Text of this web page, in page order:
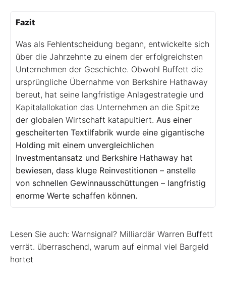
Fazit
Was als Fehlentscheidung begann, entwickelte sich
über die Jahrzehnte zu einem der erfolgreichsten
Unternehmen der Geschichte. Obwohl Buffett die
ursprüngliche Übernahme von Berkshire Hathaway
bereut, hat seine langfristige Anlagestrategie und
Kapitalallokation das Unternehmen an die Spitze
der globalen Wirtschaft katapultiert. Aus einer
gescheiterten Textilfabrik wurde eine gigantische
Holding mit einem unvergleichlichen
Investmentansatz und Berkshire Hathaway hat
bewiesen, dass kluge Reinvestitionen – anstelle
von schnellen Gewinnausschüttungen – langfristig
enorme Werte schaffen können.
Lesen Sie auch: Warnsignal? Milliardär Warren Buffett
verrät. überraschend, warum auf einmal viel Bargeld
hortet